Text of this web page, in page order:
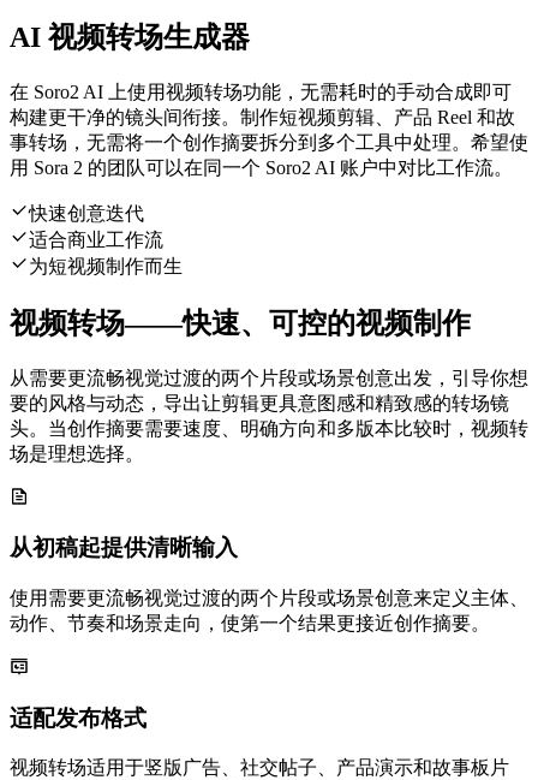
AI 视频转场生成器
在 Soro2 AI 上使用视频转场功能，无需耗时的手动合成即可
构建更干净的镜头间衔接。制作短视频剪辑、产品 Reel 和故
事转场，无需将一个创作摘要拆分到多个工具中处理。希望使
用 Sora 2 的团队可以在同一个 Soro2 AI 账户中对比工作流。
快速创意迭代
适合商业工作流
为短视频制作而生
视频转场——快速、可控的视频制作
从需要更流畅视觉过渡的两个片段或场景创意出发，引导你想
要的风格与动态，导出让剪辑更具意图感和精致感的转场镜
头。当创作摘要需要速度、明确方向和多版本比较时，视频转
场是理想选择。
从初稿起提供清晰输入
使用需要更流畅视觉过渡的两个片段或场景创意来定义主体、
动作、节奏和场景走向，使第一个结果更接近创作摘要。
适配发布格式
视频转场适用于竖版广告、社交帖子、产品演示和故事板片